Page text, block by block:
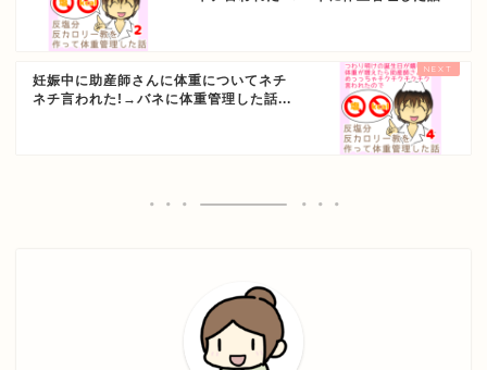
妊娠中に助産師さんに体重についてネチ
ネチ言われた!→バネに体重管理した話...